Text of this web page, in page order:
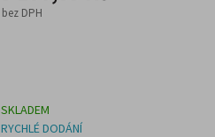
bez DPH
SKLADEM
RYCHLÉ DODÁNÍ